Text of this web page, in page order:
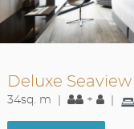
Deluxe Corner
34sq. m | | |